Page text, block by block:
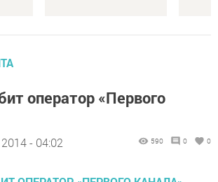
оператор «Первого
- 04:02 590 0 0